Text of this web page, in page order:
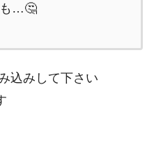
も…🤔
込みして下さい